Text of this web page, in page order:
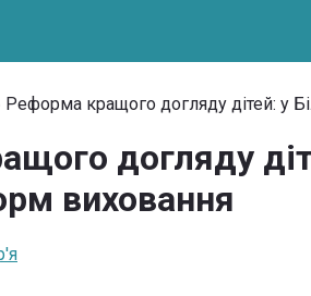
Реформа кращого догляду дітей: у
догляду
виховання